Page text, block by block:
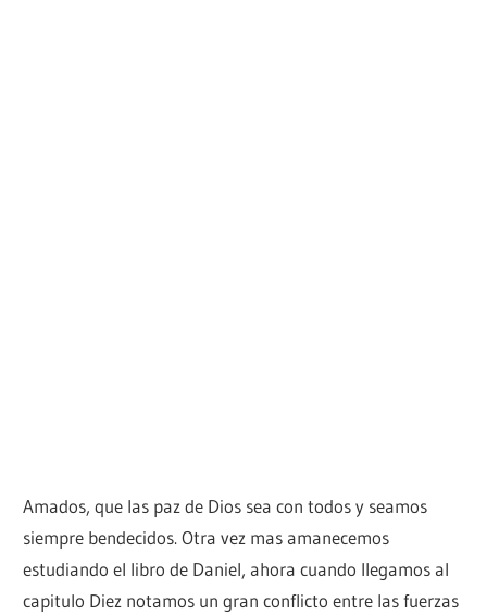
Amados, que las paz de Dios sea con todos y seamos
siempre bendecidos. Otra vez mas amanecemos
estudiando el libro de Daniel, ahora cuando llegamos al
capitulo Diez notamos un gran conflicto entre las fuerzas